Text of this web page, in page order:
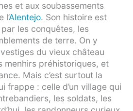
et aux soubassements
l’Alentejo. Son histoire est
les conquêtes, les
de terre. On y
du vieux château
menhirs préhistoriques, et
Mais c’est surtout la
frappe : celle d’un village qui
les soldats, les